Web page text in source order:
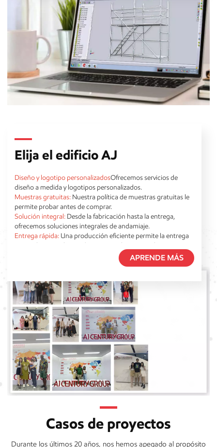
construcción.
Prueba de capacidad de carga:Se comprueban
los límites de carga seguros para garantizar la
resistencia y la estabilidad.
Inspección de simulación:Las piezas y las
dimensiones se inspeccionan para garantizar
una compatibilidad precisa.
Certificaciones:Certificado según las normas
Elija el edificio AJ
Diseño y logotipo personalizadosOfrecemos servicios de
diseño a medida y logotipos personalizados.
Muestras gratuitas: Nuestra política de muestras gratuitas le
permite probar antes de comprar.
Solución integral: Desde la fabricación hasta la entrega,
ofrecemos soluciones integrales de andamiaje.
Entrega rápida: Una producción eficiente permite la entrega
en un plazo muy breve, de aproximadamente 7 días.
Control total las 24 horas, desde la
alta calidad a precios de fábrica.
APRENDE MÁS
Casos de proyectos
Durante los últimos 20 años, nos hemos apegado al propósito